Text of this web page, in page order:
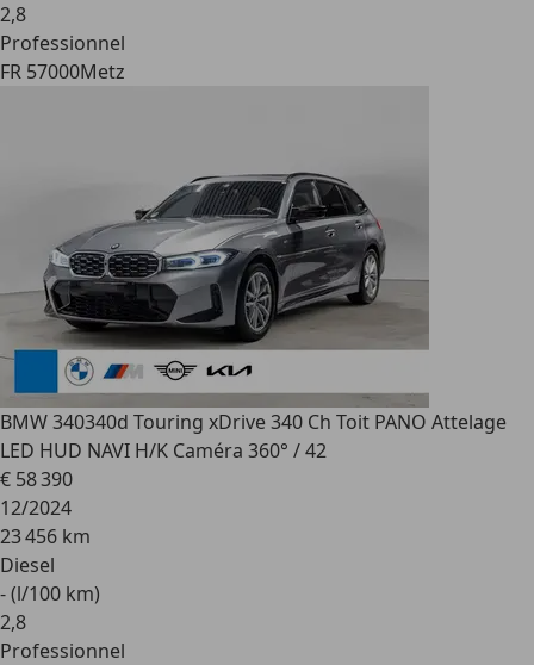
2,8
Professionnel
FR 57000Metz
BMW 340340d Touring xDrive 340 Ch Toit PANO Attelage
LED HUD NAVI H/K Caméra 360° / 42
€ 58 390
12/2024
23 456 km
Diesel
- (l/100 km)
2,8
Professionnel